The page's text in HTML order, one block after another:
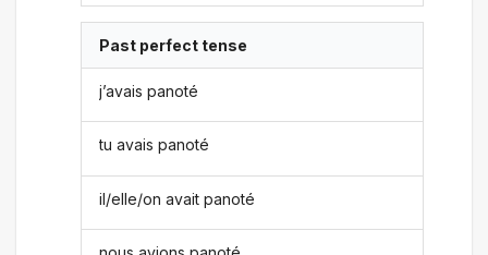
Past perfect tense
j’avais panoté
tu avais panoté
il/elle/on avait panoté